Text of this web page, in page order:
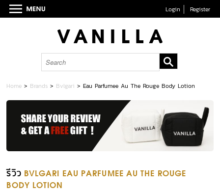
Login Register
Home > Brands > Bvlgari >Eau Parfumee Au The Rouge Body Lotion
รีวิว BVLGARI EAU PARFUMEE AU THE ROUGE
BODY LOTION